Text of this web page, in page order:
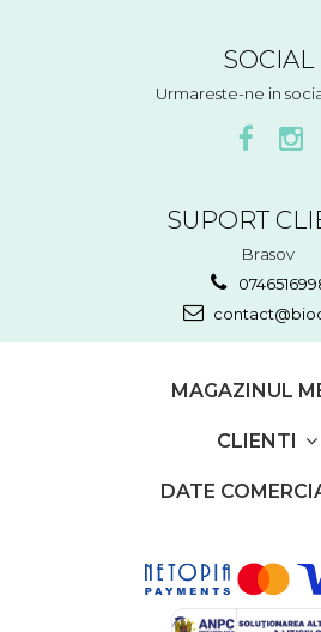
SOCIAL
Urmareste-ne in
SUPORT
Brasov
MAGAZINUL
CLIENTI
DATE